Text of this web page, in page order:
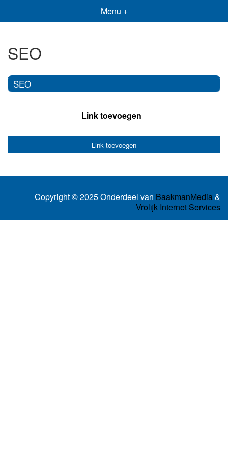
Menu +
SEO
SEO
Link toevoegen
Link toevoegen
Copyright © 2025 Onderdeel van BaakmanMedia&
Vrolijk Internet Services